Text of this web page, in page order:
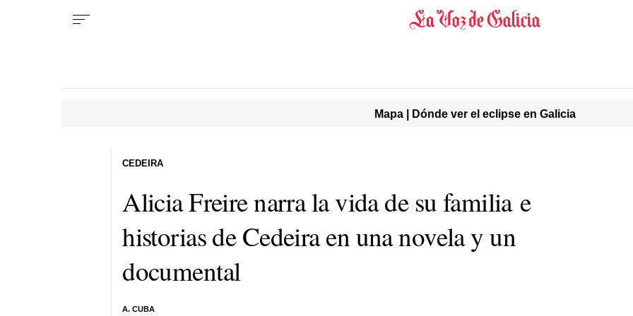
Mapa | Dónde ver el eclipse en Galicia
Alicia Freire narra la vida de su familia e
historias de Cedeira en una novela y un
documental
A. CUBA
CEDEIRA